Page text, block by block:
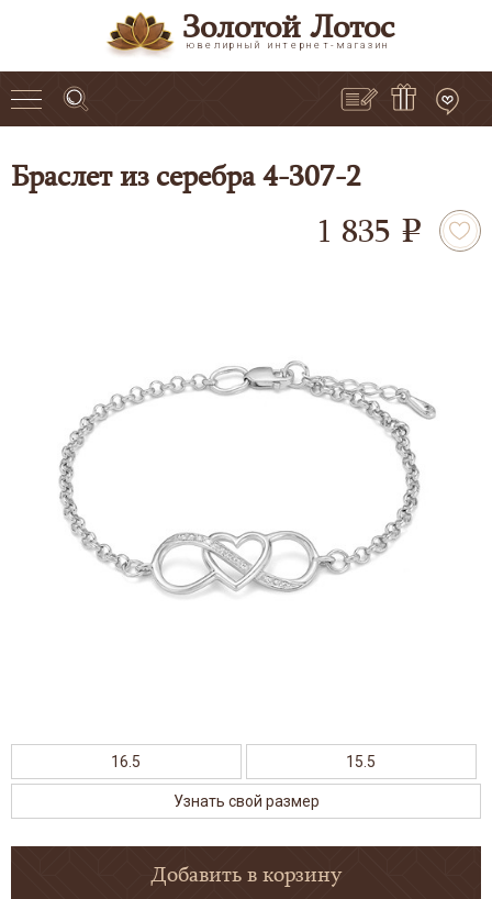
Золотой Лотос
ювелирный интернет-магазин
Браслет из серебра 4-307-2
1 835 e
16.5 15.5
Узнать свой размер
Добавить в корзину